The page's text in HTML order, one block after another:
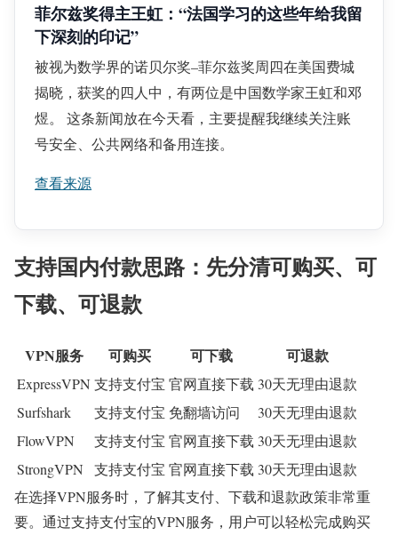
菲尔兹奖得主王虹：“法国学习的这些年给我留
下深刻的印记”
被视为数学界的诺贝尔奖–菲尔兹奖周四在美国费城
揭晓，获奖的四人中，有两位是中国数学家王虹和邓
煜。 这条新闻放在今天看，主要提醒我继续关注账
号安全、公共网络和备用连接。
查看来源
支持国内付款思路：先分清可购买、可
下载、可退款
VPN服务 可购买 可下载 可退款
ExpressVPN 支持支付宝 官网直接下载 30天无理由退款
Surfshark
支持支付宝 免翻墙访问
30天无理由退款
FlowVPN
支持支付宝 官网直接下载 30天无理由退款
StrongVPN
支持支付宝 官网直接下载 30天无理由退款
在选择VPN服务时，了解其支付、下载和退款政策非常重
要。通过支持支付宝的VPN服务，用户可以轻松完成购买